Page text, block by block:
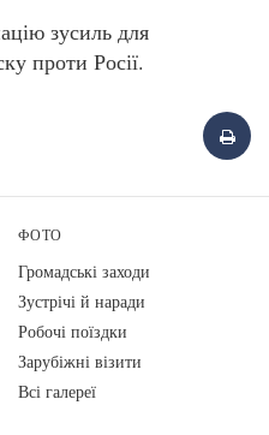
зусиль для
проти Росії.
ФОТО
Громадські заходи
Зустрічі й наради
Робочі поїздки
Зарубіжні візити
Всі галереї